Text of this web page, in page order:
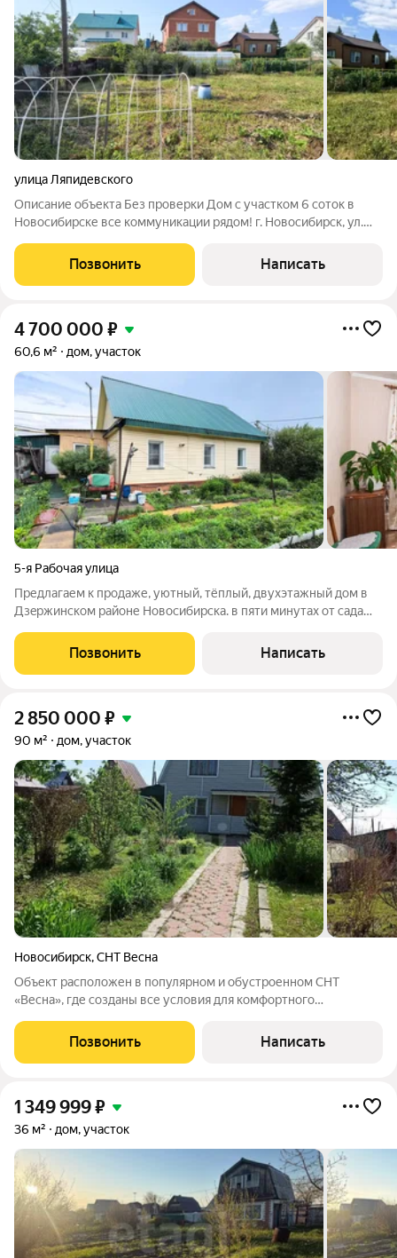
улица Ляпидевского
Описание объекта Без проверки Дом с участком 6 соток в
Новосибирске все коммуникации рядом! г. Новосибирск, ул.
деревянным домом (ИЖС) в черте города. Отличный вариант
для жизни, строительства
Позвонить Написать
4 700 000 ₽
60,6 м² дом, участок
5-я Рабочая улица
Предлагаем к продаже, уютный, тёплый, двухэтажный дом в
Дзepжинcком рaйоне Новосибирска. в пяти минутах от сада
большая кухня-гостиная Просторный санузел с душевой
кабиной. второй этаж, можно
Позвонить Написать
2 850 000 ₽
90 м² дом, участок
Новосибирск,СНТ Весна
Объект расположен в популярном и обустроенном СНТ
«Весна», где созданы все условия для комфортного
находится под охраной, а зимой обеспечивается регулярная
чистка дорог, что гарантирует доступность в
Позвонить Написать
1 349 999₽
36 м² дом, участок